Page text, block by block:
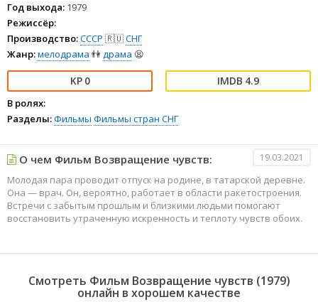
Год выхода: 1979
Режиссёр:
Производство:СССР 🇷🇺СНГ
Жанр:мелодрама 👫драма 😫
0 4.9
В ролях:
Разделы:Фильмы Фильмы стран СНГ
О чем Фильм Возвращение чувств: 19.03.2021
Молодая пара проводит отпуск на родине, в татарской деревне.
Она — врач. Он, вероятно, работает в области ракетостроения.
Встречи с забытым прошлым и близкими людьми помогают
восстановить утраченную искренность и теплоту чувств обоих.
Смотреть Фильм Возвращение чувств (1979)
онлайн в хорошем качестве